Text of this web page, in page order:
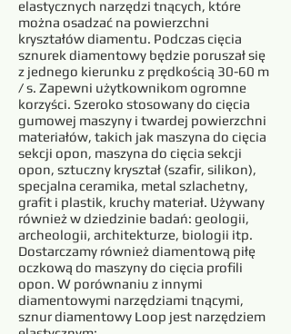
elastycznych narzędzi tnących, które
można osadzać na powierzchni
kryształów diamentu. Podczas cięcia
sznurek diamentowy będzie poruszał się
z jednego kierunku z prędkością 30-60 m
/ s. Zapewni użytkownikom ogromne
korzyści. Szeroko stosowany do cięcia
gumowej maszyny i twardej powierzchni
materiałów, takich jak maszyna do cięcia
sekcji opon, maszyna do cięcia sekcji
opon, sztuczny kryształ (szafir, silikon),
specjalna ceramika, metal szlachetny,
grafit i plastik, kruchy materiał. Używany
również w dziedzinie badań: geologii,
archeologii, architekturze, biologii itp.
Dostarczamy również diamentową piłę
oczkową do maszyny do cięcia profili
opon. W porównaniu z innymi
diamentowymi narzędziami tnącymi,
sznur diamentowy Loop jest narzędziem